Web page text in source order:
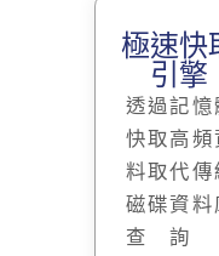
極速快
引擎
透過記憶
快取高頻
料取代傳
磁碟資料
查詢